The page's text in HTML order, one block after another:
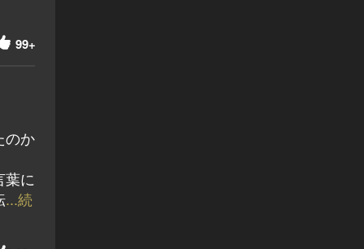
99+
のか
に
...続